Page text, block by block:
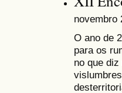
novembro
O ano de
para os
no que